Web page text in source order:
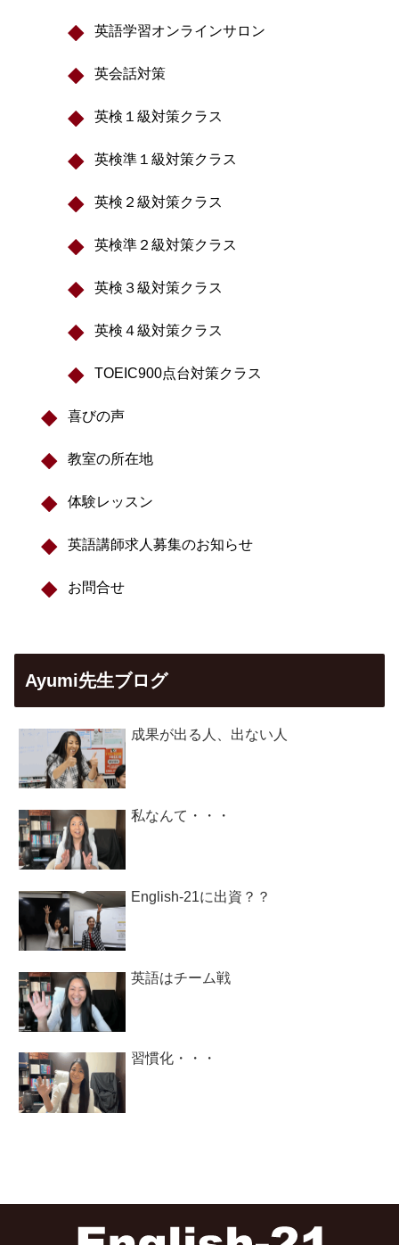
英語学習オンラインサロン
英会話対策
英検１級対策クラス
英検準１級対策クラス
英検２級対策クラス
英検準２級対策クラス
英検３級対策クラス
英検４級対策クラス
TOEIC900点台対策クラス
喜びの声
教室の所在地
体験レッスン
英語講師求人募集のお知らせ
お問合せ
Ayumi先生ブログ
成果が出る人、出ない人
私なんて・・・
English-21に出資？？
英語はチーム戦
習慣化・・・